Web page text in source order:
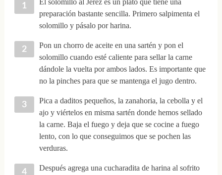
El solomillo al Jerez es un plato que tiene una
preparación bastante sencilla. Primero salpimenta el
solomillo y pásalo por harina.
Pon un chorro de aceite en una sartén y pon el
solomillo cuando esté caliente para sellar la carne
dándole la vuelta por ambos lados. Es importante que
no la pinches para que se mantenga el jugo dentro.
Pica a daditos pequeños, la zanahoria, la cebolla y el
ajo y viértelos en misma sartén donde hemos sellado
la carne. Baja el fuego y deja que se cocine a fuego
lento, con lo que conseguimos que se pochen las
verduras.
Después agrega una cucharadita de harina al sofrito